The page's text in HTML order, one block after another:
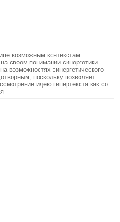
возможным контекстам
своем понимании синергетики.
возможностях синергетического
поскольку позволяет
идею гипертекста как со